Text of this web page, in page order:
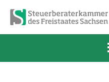
Zum Inhalt springen
Zur Navigation springen
Zum Fußbereich und Kontakt